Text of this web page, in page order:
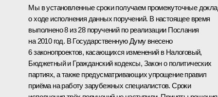
Мы в установленные сроки получаем промежуточные
о ходе исполнения данных поручений. В настоящее время
выполнено 8 из 28 поручений по реализации Послания
на 2010 год. В Государственную Думу внесено
6 законопроектов, касающихся изменений в Налоговый,
Бюджетный и Гражданский кодексы, Закон о политических
партиях, а также предусматривающих упрощение правил
приёма на работу зарубежных специалистов. Сроки